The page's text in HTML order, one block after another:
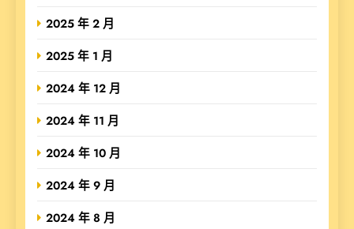
2025 年 2 月
2025 年 1 月
2024 年 12 月
2024 年 11 月
2024 年 10 月
2024 年 9 月
2024 年 8 月